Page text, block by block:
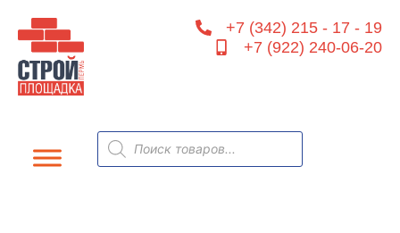
содержимому
+7 (342) 215 - 17 - 19
+7 (922) 240-06-20
Поиск
товаров